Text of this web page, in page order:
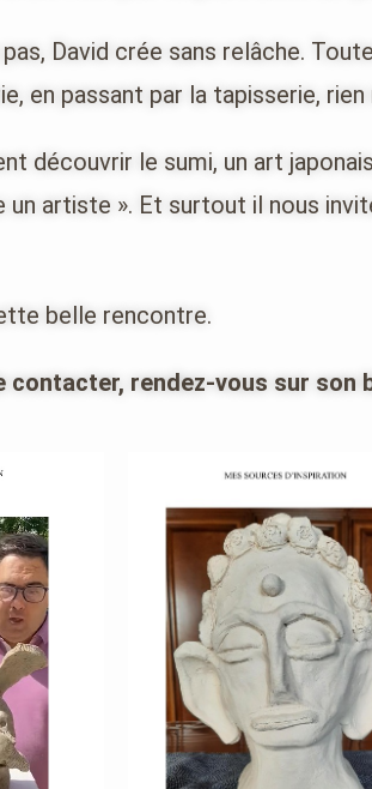
David crée sans relâche.
en passant par la tapisserie,
découvrir le sumi, un art
un artiste ». Et surtout il nous
belle rencontre.
contacter, rendez-vous sur son